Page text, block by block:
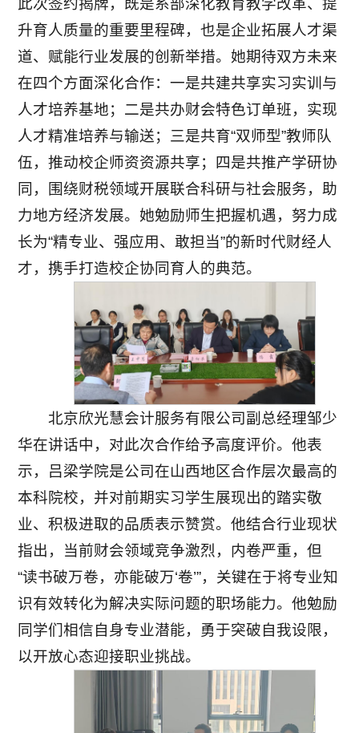
此次签约揭牌，既是系部深化教育教学改革、提
升育人质量的重要里程碑，也是企业拓展人才渠
道、赋能行业发展的创新举措。她期待双方未来
在四个方面深化合作：一是共建共享实习实训与
人才培养基地；二是共办财会特色订单班，实现
人才精准培养与输送；三是共育“双师型”教师队
伍，推动校企师资资源共享；四是共推产学研协
同，围绕财税领域开展联合科研与社会服务，助
力地方经济发展。她勉励师生把握机遇，努力成
长为“精专业、强应用、敢担当”的新时代财经人
才，携手打造校企协同育人的典范。
北京欣光慧会计服务有限公司副总经理邹少
华在讲话中，对此次合作给予高度评价。他表
示，吕梁学院是公司在山西地区合作层次最高的
本科院校，并对前期实习学生展现出的踏实敬
业、积极进取的品质表示赞赏。他结合行业现状
指出，当前财会领域竞争激烈，内卷严重，但
“读书破万卷，亦能破万‘卷’”，关键在于将专业知
识有效转化为解决实际问题的职场能力。他勉励
同学们相信自身专业潜能，勇于突破自我设限，
以开放心态迎接职业挑战。